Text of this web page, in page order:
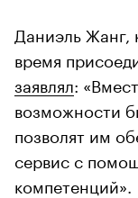
Даниэль Жанг,
время
заявлял:
возможности
позволят им
сервис с
компетенций».